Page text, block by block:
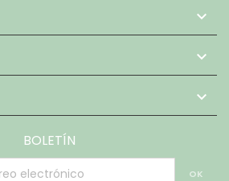



BOLETÍN